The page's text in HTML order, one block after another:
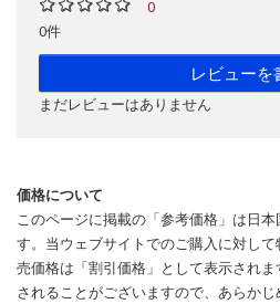
0
0件
レビューを
まだレビューはありません
価格について
このページに掲載の「参考価格」は日
す。当ウェブサイトでのご購入に対し
売価格は「割引価格」として表示され
されることがございますので、あらかじ